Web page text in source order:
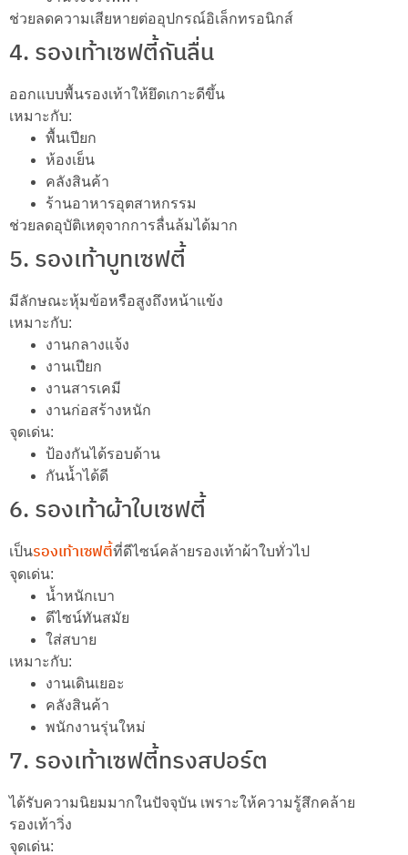
ช่วยลดความเสียหายต่ออุปกรณ์อิเล็กทรอนิกส์
4. รองเท้าเซฟตี้กันลื่น
ออกแบบพื้นรองเท้าให้ยึดเกาะดีขึ้น
เหมาะกับ:
พื้นเปียก
ห้องเย็น
คลังสินค้า
ร้านอาหารอุตสาหกรรม
ช่วยลดอุบัติเหตุจากการลื่นล้มได้มาก
5. รองเท้าบูทเซฟตี้
มีลักษณะหุ้มข้อหรือสูงถึงหน้าแข้ง
เหมาะกับ:
งานกลางแจ้ง
งานเปียก
งานสารเคมี
งานก่อสร้างหนัก
จุดเด่น:
ป้องกันได้รอบด้าน
กันน้ำได้ดี
6. รองเท้าผ้าใบเซฟตี้
เป็นรองเท้าเซฟตี้ที่ดีไซน์คล้ายรองเท้าผ้าใบทั่วไป
จุดเด่น:
น้ำหนักเบา
ดีไซน์ทันสมัย
ใส่สบาย
เหมาะกับ:
งานเดินเยอะ
คลังสินค้า
พนักงานรุ่นใหม่
7. รองเท้าเซฟตี้ทรงสปอร์ต
ได้รับความนิยมมากในปัจจุบัน เพราะให้ความรู้สึกคล้าย
รองเท้าวิ่ง
จุดเด่น: